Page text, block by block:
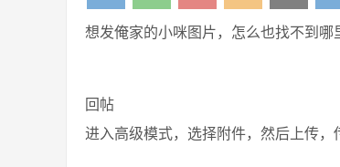
想发俺家的小咪图片，怎么也找不到哪
回帖
进入高级模式，选择附件，然后上传